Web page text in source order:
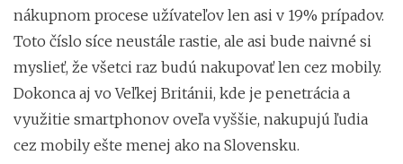
nákupnom procese užívateľov len asi v 19% prípadov.
Toto číslo síce neustále rastie, ale asi bude naivné si
myslieť, že všetci raz budú nakupovať len cez mobily.
Dokonca aj vo Veľkej Británii, kde je penetrácia a
využitie smartphonov oveľa vyššie, nakupujú ľudia
cez mobily ešte menej ako na Slovensku.